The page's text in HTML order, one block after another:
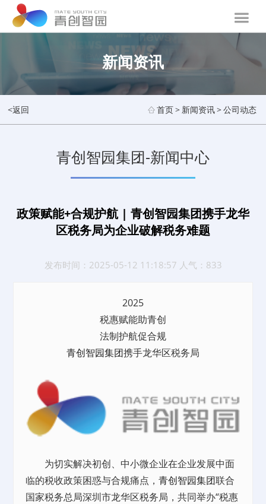
新闻资讯
<返回 首页> 新闻资讯>公司动态
青创智园集团-新闻中心
政策赋能+合规护航 | 青创智园集团携手龙华
区税务局为企业破解税务难题
发布时间：2025-05-12 11:18:57 人气：833
2025
税惠赋能助青创
法制护航促合规
青创智园集团携手龙华区税务局
为切实解决初创、中小微企业在企业发展中面
临的税收政策困惑与合规痛点，青创智园集团联合
国家税务总局深圳市龙华区税务局，共同举办“税惠